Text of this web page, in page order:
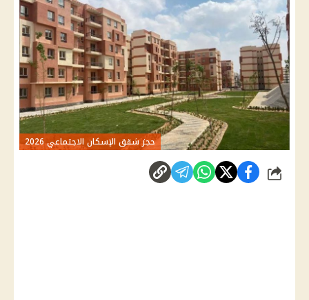
حجز شقق الإسكان الاجتماعي 2026
شارك